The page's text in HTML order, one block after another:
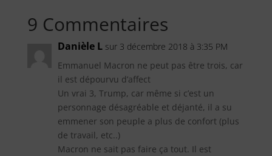
9 Commentaires
Danièle L sur 3 décembre 2018 à 3:35 PM
Emmanuel Macron ne peut pas être trois, car
il est dépourvu d’affect
Un vrai 3, Trump, car même si c’est un
personnage désagréable et déjanté, il a su
emmener son peuple a plus de confort (plus
de travail, etc..)
Macron ne sait pas faire ça tout. Il est